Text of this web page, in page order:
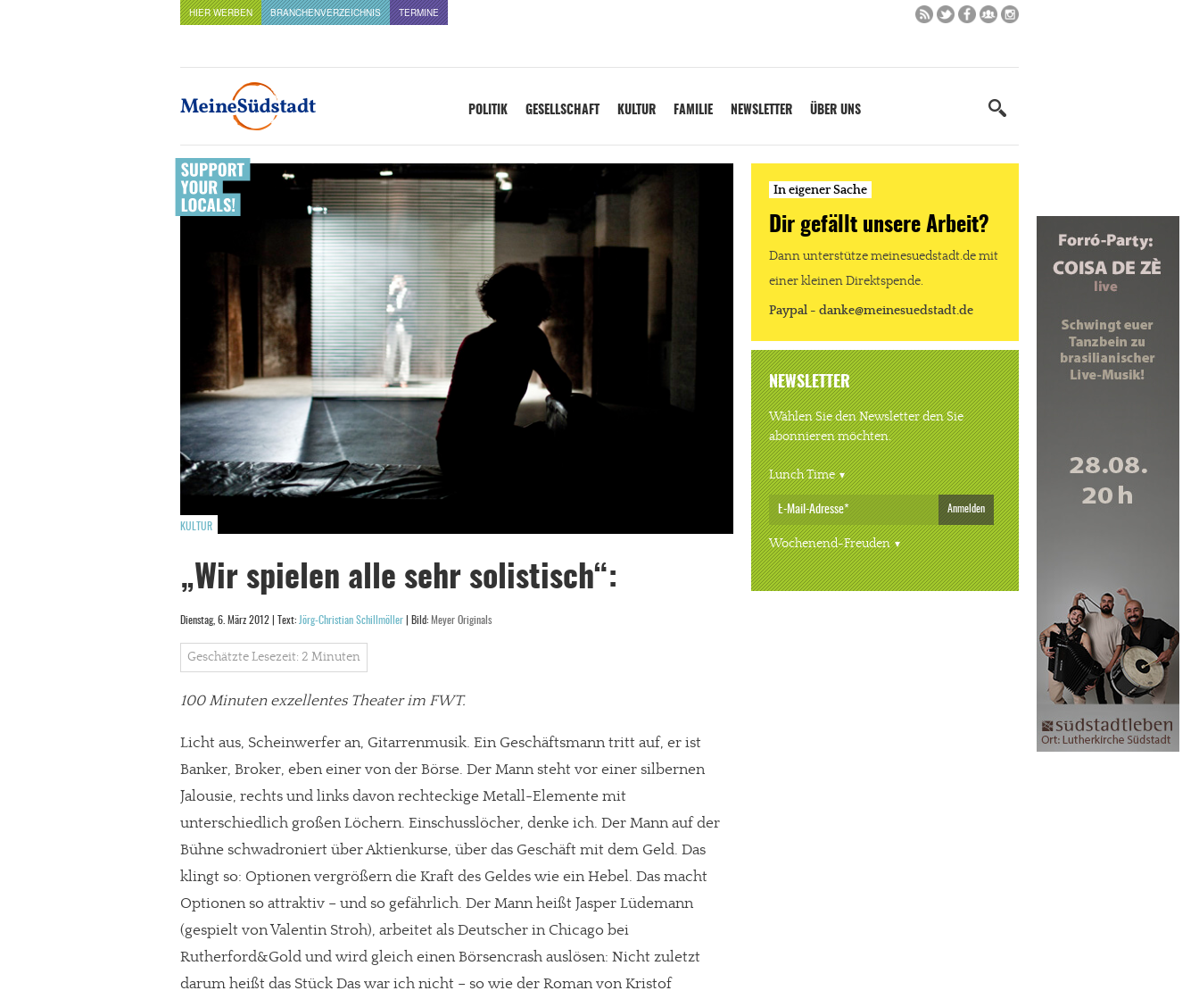
HIER WERBEN BRANCHENVERZEICHNIS TERMINE
POLITIK GESELLSCHAFT KULTUR FAMILIE NEWSLETTER ÜBER UNS
KULTUR
„Wir spielen alle sehr solistisch“:
Dienstag, 6. März 2012 | Text: Jörg-Christian Schillmöller | Bild: Meyer Originals
Geschätzte Lesezeit: 2 Minuten
100 Minuten exzellentes Theater im FWT.
Licht aus, Scheinwerfer an, Gitarrenmusik. Ein Geschäftsmann tritt auf, er ist
Banker, Broker, eben einer von der Börse. Der Mann steht vor einer silbernen
Jalousie, rechts und links davon rechteckige Metall-Elemente mit
unterschiedlich großen Löchern. Einschusslöcher, denke ich. Der Mann auf der
Bühne schwadroniert über Aktienkurse, über das Geschäft mit dem Geld. Das
klingt so: Optionen vergrößern die Kraft des Geldes wie ein Hebel. Das macht
Optionen so attraktiv – und so gefährlich. Der Mann heißt Jasper Lüdemann
(gespielt von Valentin Stroh), arbeitet als Deutscher in Chicago bei
Rutherford&Gold und wird gleich einen Börsencrash auslösen: Nicht zuletzt
darum heißt das Stück Das war ich nicht – so wie der Roman von Kristof
In eigener Sache
Dir gefällt unsere Arbeit?
Dann unterstütze meinesuedstadt.de mit
einer kleinen Direktspende.
Paypal - danke@meinesuedstadt.de
NEWSLETTER
Wählen Sie den Newsletter den Sie
abonnieren möchten.
Lunch Time
Anmelden
Wochenend-Freuden